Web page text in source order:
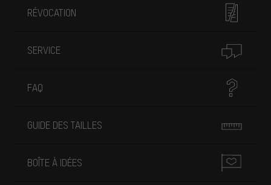
RÉVOCATION
SERVICE
FAQ
GUIDE DES TAILLES
BOÎTE À IDÉES